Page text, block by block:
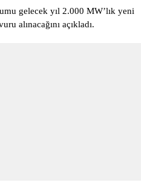
gelecek yıl 2.000 MW’lık yeni
alınacağını açıkladı.